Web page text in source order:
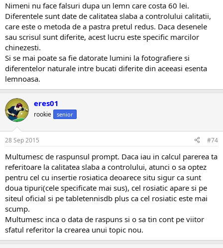
- - - Actualizat - - -
am mai postat unul cu insertia galbena in maner ca sa nu intervina
discutia despre seria ne-stantata pe lama la primul lemn(cu maner
Nimeni nu face falsuri dupa un lemn care costa 60 lei.
Diferentele sunt date de calitatea slaba a controlului calitatii,
care este o metoda de a pastra pretul redus. Daca desenele
sau scrisul sunt diferite, acest lucru este specific marcilor
chinezesti.
Si se mai poate sa fie datorate lumini la fotografiere si
diferentelor naturale intre bucati diferite din aceeasi esenta
lemnoasa.
eres01
rookie senior
28 Sep 2015 #74
Multumesc de raspunsul prompt. Daca iau in calcul parerea ta
referitoare la calitatea slaba a controlului, atunci o sa optez
pentru cel cu insertie rosiatica deoarece situ sigur ca sunt
doua tipuri(cele specificate mai sus), cel rosiatic apare si pe
siteul oficial si pe tabletennisdb plus ca cel rosiatic este mai
scump.
Multumesc inca o data de raspuns si o sa tin cont pe viitor
sfatul referitor la crearea unui topic nou.